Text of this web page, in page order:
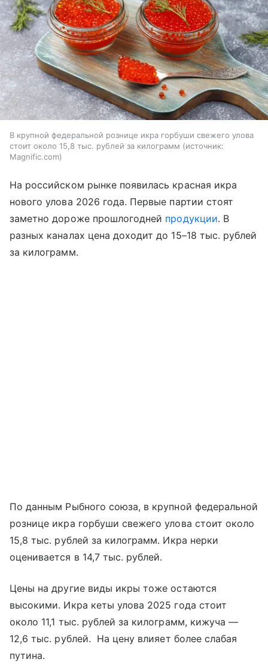
В крупной федеральной рознице икра горбуши свежего улова
стоит около 15,8 тыс. рублей за килограмм
источник:
Magnific.com
На российском рынке появилась красная икра
нового улова 2026 года. Первые партии стоят
заметно дороже прошлогодней продукции. В
разных каналах цена доходит до 15–18 тыс. рублей
за килограмм.
По данным Рыбного союза, в крупной федеральной
рознице икра горбуши свежего улова стоит около
15,8 тыс. рублей за килограмм. Икра нерки
оценивается в 14,7 тыс. рублей.
Цены на другие виды икры тоже остаются
высокими. Икра кеты улова 2025 года стоит
около 11,1 тыс. рублей за килограмм, кижуча —
12,6 тыс. рублей. На цену влияет более слабая
путина.